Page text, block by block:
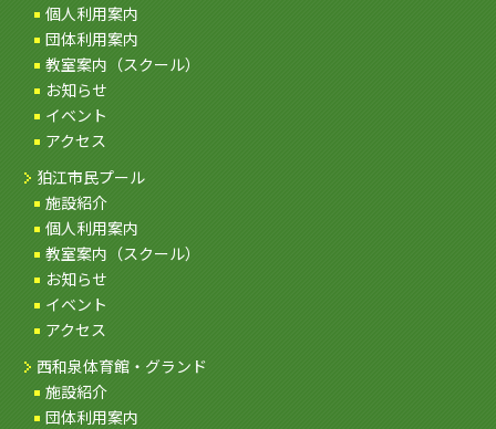
個人利用案内
団体利用案内
教室案内（スクール）
お知らせ
イベント
アクセス
狛江市民プール
施設紹介
個人利用案内
教室案内（スクール）
お知らせ
イベント
アクセス
西和泉体育館・グランド
施設紹介
団体利用案内